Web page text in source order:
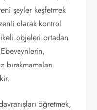
şeyler keşfetmek
olarak kontrol
objeleri ortadan
bırakmamaları
öğretmek,